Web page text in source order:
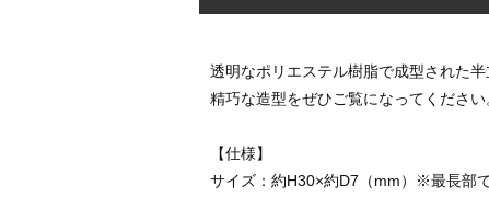
透明なポリエステル樹脂で成型された
精巧な造型をぜひご覧になってください
【仕様】
サイズ：約H30×約D7（mm）※最長部